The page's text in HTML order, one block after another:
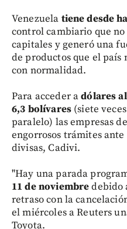
Venezuela tiene desde
control cambiario que
capitales y generó una
de productos que el país
con normalidad.
Para acceder adólares
6,3 bolívares(siete
paralelo) las empresas
engorrosos trámites
divisas, Cadivi.
"Hay una parada
11 de noviembredebido
retraso con la
el miércoles a Reuters
Toyota.